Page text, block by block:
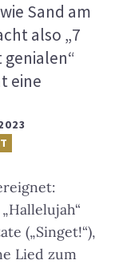
Sand am
also „7
genialen“
eine
(„Singet!“),
Lied zum